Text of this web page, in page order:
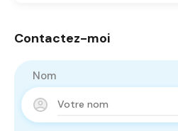
Contactez-moi
Nom